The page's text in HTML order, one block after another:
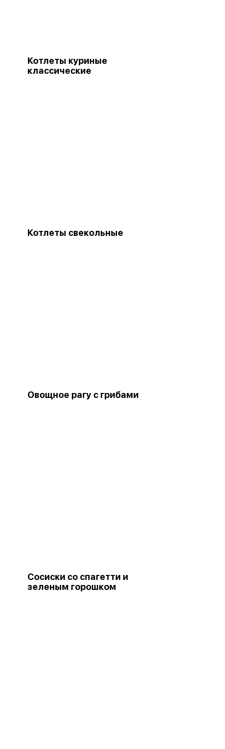
Котлеты куриные
классические
Котлеты свекольные
Овощное рагу с грибами
Сосиски со спагетти и
зеленым горошком